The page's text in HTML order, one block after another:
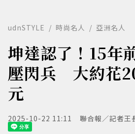
udnSTYLE 時尚名人 亞洲名人
坤達認了！15年
壓閃兵 大約花
元
2025-10-22 11:11 聯合報／記者王